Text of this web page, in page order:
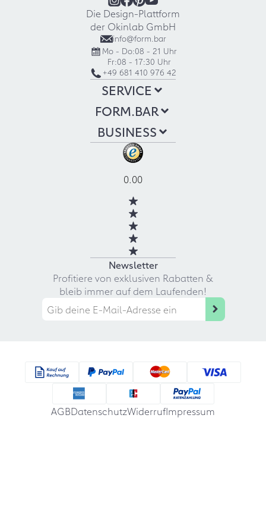
Die Design-Plattform
der Okinlab GmbH
info@form.bar
Mo - Do:08 - 21 Uhr
Fr:08 - 17:30 Uhr
+49 681 410 976 42
SERVICE
FORM.BAR
BUSINESS
0.00
Newsletter
Profitiere von exklusiven Rabatten &
bleib immer auf dem Laufenden!
AGBDatenschutzWiderrufImpressum